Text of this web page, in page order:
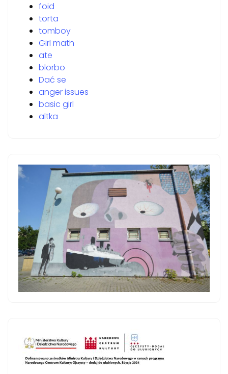
foid
torta
tomboy
Girl math
ate
blorbo
Dać se
anger issues
basic girl
altka